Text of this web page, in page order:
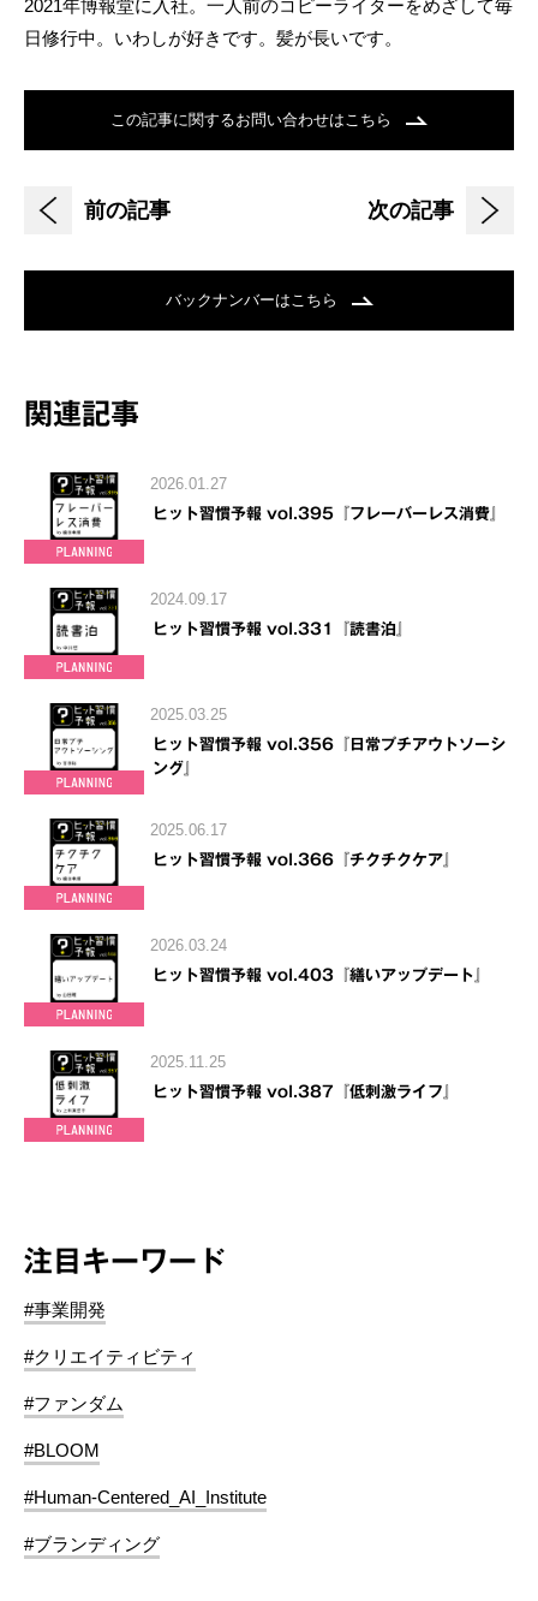
2021年博報堂に入社。一人前のコピーライターをめざして毎
日修行中。いわしが好きです。髪が長いです。
この記事に関するお問い合わせはこちら
前の記事 次の記事
バックナンバーはこちら
関連記事
2026.01.27
ヒット習慣予報 vol.395『フレーバーレス消費』
2024.09.17
ヒット習慣予報 vol.331『読書泊』
2025.03.25
ヒット習慣予報 vol.356『日常プチアウトソーシ
ング』
2025.06.17
ヒット習慣予報 vol.366『チクチクケア』
2026.03.24
ヒット習慣予報 vol.403『繕いアップデート』
2025.11.25
ヒット習慣予報 vol.387『低刺激ライフ』
注目キーワード
#事業開発
#クリエイティビティ
#ファンダム
#BLOOM
#Human-Centered_AI_Institute
#ブランディング